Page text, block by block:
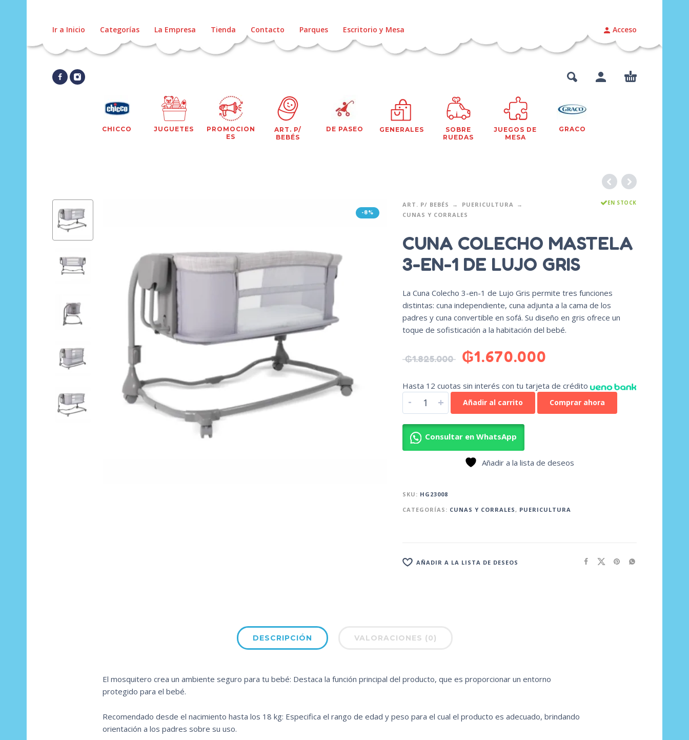
Ir a Inicio Categorías La Empresa Tienda Contacto Parques Escritorio y Mesa Acceso
CHICCO JUGUETES
PROMOCION
ES
ART. P/
BEBÉS
DE PASEO GENERALES
SOBRE
RUEDAS
JUEGOS DE
MESA
GRACO
-8%
ART. P/ BEBÉS
PUERICULTURA
CUNAS Y CORRALES
EN STOCK
CUNA COLECHO MASTELA
3-EN-1 DE LUJO GRIS
La Cuna Colecho 3-en-1 de Lujo Gris permite tres funciones
distintas: cuna independiente, cuna adjunta a la cama de los
padres y cuna convertible en sofá. Su diseño en gris ofrece un
toque de sofisticación a la habitación del bebé.
₲1.825.000 ₲1.670.000
Hasta 12 cuotas sin interés con tu tarjeta de crédito
- + Añadir al carrito Comprar ahora
Consultar en WhatsApp
Añadir a la lista de deseos
SKU: HG23008
CATEGORÍAS: CUNAS Y CORRALES, PUERICULTURA
AÑADIR A LA LISTA DE DESEOS
DESCRIPCIÓN VALORACIONES (0)
El mosquitero crea un ambiente seguro para tu bebé: Destaca la función principal del producto, que es proporcionar un entorno
protegido para el bebé.
Recomendado desde el nacimiento hasta los 18 kg: Especifica el rango de edad y peso para el cual el producto es adecuado, brindando
orientación a los padres sobre su uso.